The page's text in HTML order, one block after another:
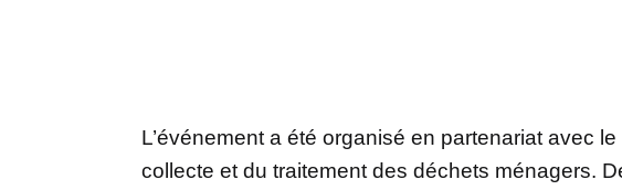
L’événement a été organisé en partenariat avec
collecte et du traitement des déchets ménagers.